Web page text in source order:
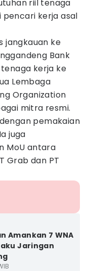
riil tenaga
pencari kerja asal
jangkauan ke
Bank
kerja ke
Lembaga
Organization
mitra resmi.
pemakaian
juga
MoU antara
Grab dan PT
Amankan 7 WNA
Jaringan